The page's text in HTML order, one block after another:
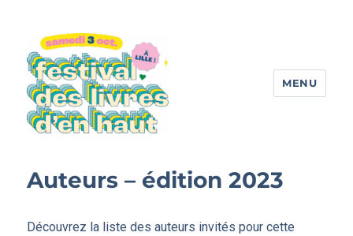
MENU
Auteurs – édition 2023
Découvrez la liste des auteurs invités pour cette